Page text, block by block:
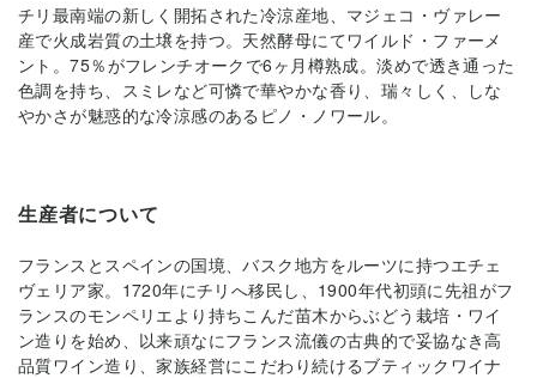
チリ最南端の新しく開拓された冷涼産地、マジェコ・ヴァレー
産で火成岩質の土壌を持つ。天然酵母にてワイルド・ファーメ
ント。75％がフレンチオークで6ヶ月樽熟成。淡めで透き通った
色調を持ち、スミレなど可憐で華やかな香り、瑞々しく、しな
やかさが魅惑的な冷涼感のあるピノ・ノワール。
生産者について
フランスとスペインの国境、バスク地方をルーツに持つエチェ
ヴェリア家。1720年にチリへ移民し、1900年代初頭に先祖がフ
ランスのモンペリエより持ちこんだ苗木からぶどう栽培・ワイ
ン造りを始め、以来頑なにフランス流儀の古典的で妥協なき高
品質ワイン造り、家族経営にこだわり続けるブティックワイナ